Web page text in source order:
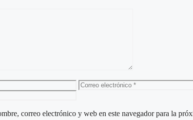
correo electrónico y web en este navegador para la